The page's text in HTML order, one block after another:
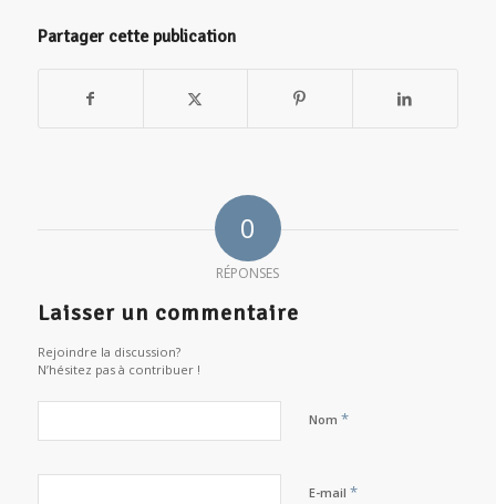
Partager cette publication
0
RÉPONSES
Laisser un commentaire
Rejoindre la discussion?
N’hésitez pas à contribuer !
Nom *
E-mail *